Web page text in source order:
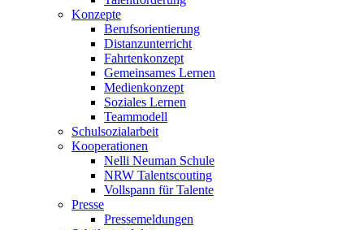
Konzepte
Berufsorientierung
Distanzunterricht
Fahrtenkonzept
Gemeinsames Lernen
Medienkonzept
Soziales Lernen
Teammodell
Schulsozialarbeit
Kooperationen
Nelli Neuman Schule
NRW Talentscouting
Vollspann für Talente
Presse
Pressemeldungen